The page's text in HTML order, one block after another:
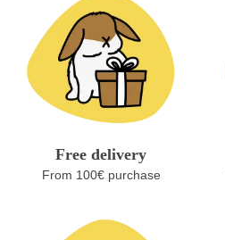
Free delivery
From 100€ purchase